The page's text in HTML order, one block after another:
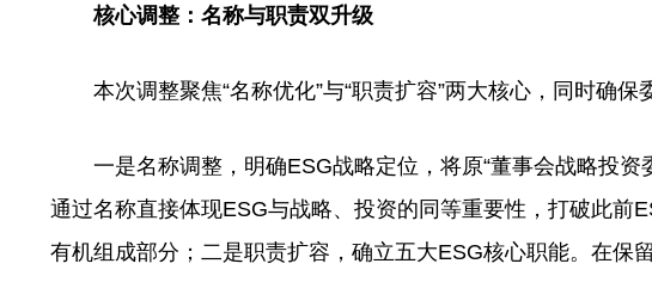
核心调整：名称与职责双升级
本次调整聚焦“名称优化”与“职责扩容”两大核心，同时确保
一是名称调整，明确ESG战略定位，将原“董事会战略投资
通过名称直接体现ESG与战略、投资的同等重要性，打破此前
有机组成部分；二是职责扩容，确立五大ESG核心职能。在保